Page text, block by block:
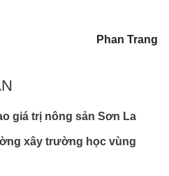
Phan Trang
giá trị nông sản Sơn La
xây trường học vùng